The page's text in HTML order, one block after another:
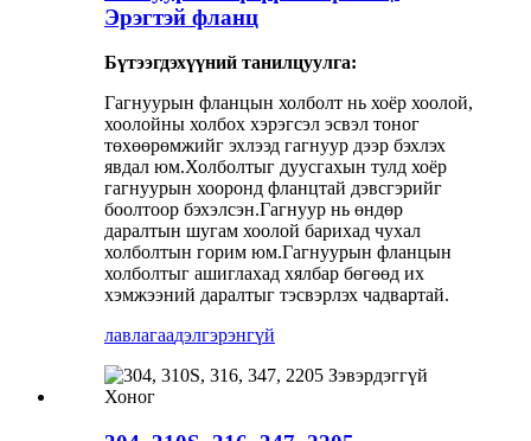
Эрэгтэй фланц
Бүтээгдэхүүний танилцуулга:
Гагнуурын фланцын холболт нь хоёр хоолой,
хоолойны холбох хэрэгсэл эсвэл тоног
төхөөрөмжийг эхлээд гагнуур дээр бэхлэх
явдал юм.Холболтыг дуусгахын тулд хоёр
гагнуурын хооронд фланцтай дэвсгэрийг
боолтоор бэхэлсэн.Гагнуур нь өндөр
даралтын шугам хоолой барихад чухал
холболтын горим юм.Гагнуурын фланцын
холболтыг ашиглахад хялбар бөгөөд их
хэмжээний даралтыг тэсвэрлэх чадвартай.
лавлагаадэлгэрэнгүй